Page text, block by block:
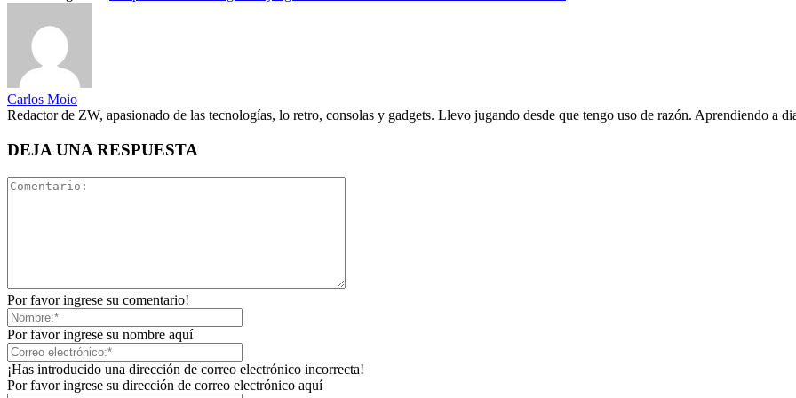
Carlos Moio
Redactor de ZW, apasionado de las tecnologías, lo retro, consolas y gadgets. Llevo jugando desde que tengo uso de razón. Aprendiendo a
DEJA UNA RESPUESTA
Por favor ingrese su comentario!
Por favor ingrese su nombre aquí
¡Has introducido una dirección de correo electrónico incorrecta!
Por favor ingrese su dirección de correo electrónico aquí